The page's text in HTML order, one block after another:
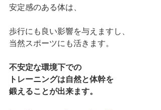
安定感のある体は、
歩行にも良い影響を与えますし、
当然スポーツにも活きます。
不安定な環境下での
トレーニングは自然と体幹を
鍛えることが出来ます。